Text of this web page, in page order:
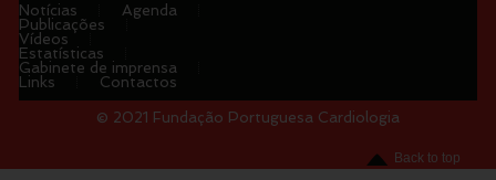
Notícias
Agenda
Publicações
Vídeos
Estatísticas
Gabinete de imprensa
Links
Contactos
© 2021 Fundação Portuguesa Cardiologia
Back to top